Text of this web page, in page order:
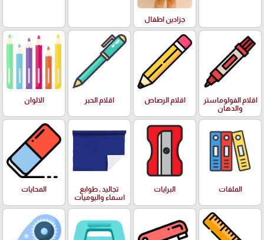
جزادين اطفال
اقلام الفولوماستر
والدهان
اقلام الرصاص اقلام الحبر الالوان
الملفات البرايات
تجاليد , طوابع
اسماء واليوميات
المحايات